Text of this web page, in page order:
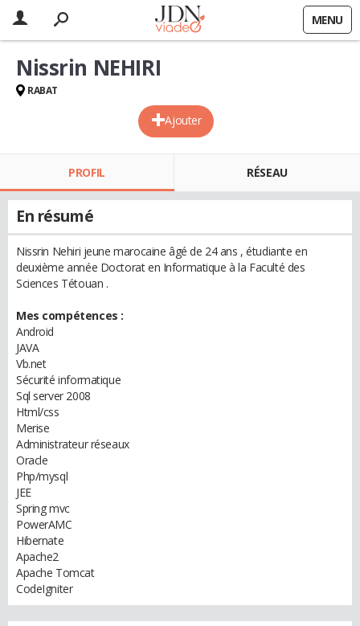
MENU
Ajouter
Nissrin NEHIRI
RABAT
PROFIL RÉSEAU
En résumé
Nissrin Nehiri jeune marocaine âgé de 24 ans , étudiante en
deuxième année Doctorat en Informatique à la Faculté des
Sciences Tétouan .
Mes compétences :
Android
JAVA
Vb.net
Sécurité informatique
Sql server 2008
Html/css
Merise
Administrateur réseaux
Oracle
Php/mysql
JEE
Spring mvc
PowerAMC
Hibernate
Apache2
Apache Tomcat
CodeIgniter